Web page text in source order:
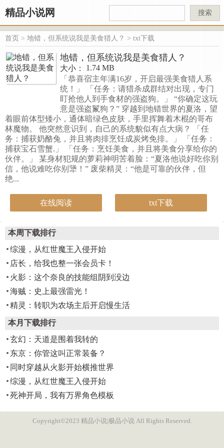
精品小说网 搜索
首页 > 地错，但系统说我是美食猎人？ > txt下载
地错，但系统说我是美食猎人？
大小：
1.74 MB
「恭喜宿主年满16岁，开启最强美食猎人系
统！」 「任务：请猎杀成群结对出现，专门
盯抢他人到手食材的强盗狗。」 “你确定这玩
意是强盗鬣狗？” 穿越到地错世界的夏洛，望
着眼前体型矮小，通体暗绿色皮肤，手里挥舞着木棍的哥布
林魔物。 他突然意识到，自己的系统貌似有点大病？ 「任
务：捕获奶酪兔，并且将肉排烹饪成炭烤免排。」 「任务：
捕获宝石雪蟹.」 「任务：烹饪美食，并且将美食分享给你的
伙伴。」 某身材犯规的萝莉神明苦着脸：“夏洛他说好吃你别
信，他说难吃你别犟！” 废柴精灵：“他是可靠的伙伴，但
绝...
在线阅读 txt下载
本周下载排行
综漫，从红世魔王入侵开始
店长，给我也整一张会员卡！
火影：这个奈良的技能组阴到没边
海贼：史上最强雷光！
精灵：转职为农场主后开启慢生活
本月下载排行
玄幻：天道是围着我转的
东京：你管这叫正常装备？
同时穿越从火影开始横推世界
综漫，从红世魔王入侵开始
死神开局，我有万界角色模板
Copyright©2023 精品小说|极品小说 All Rights Reserved.